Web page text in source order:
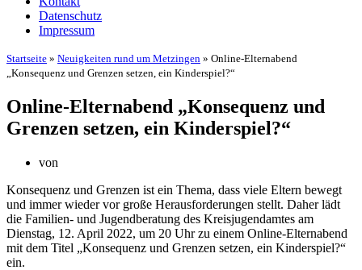
Datenschutz
Impressum
Startseite » Neuigkeiten rund um Metzingen » Online-Elternabend
„Konsequenz und Grenzen setzen, ein Kinderspiel?“
Online-Elternabend „Konsequenz und
Grenzen setzen, ein Kinderspiel?“
von
Konsequenz und Grenzen ist ein Thema, dass viele Eltern bewegt
und immer wieder vor große Herausforderungen stellt. Daher lädt
die Familien- und Jugendberatung des Kreisjugendamtes am
Dienstag, 12. April 2022, um 20 Uhr zu einem Online-Elternabend
mit dem Titel „Konsequenz und Grenzen setzen, ein Kinderspiel?“
ein.